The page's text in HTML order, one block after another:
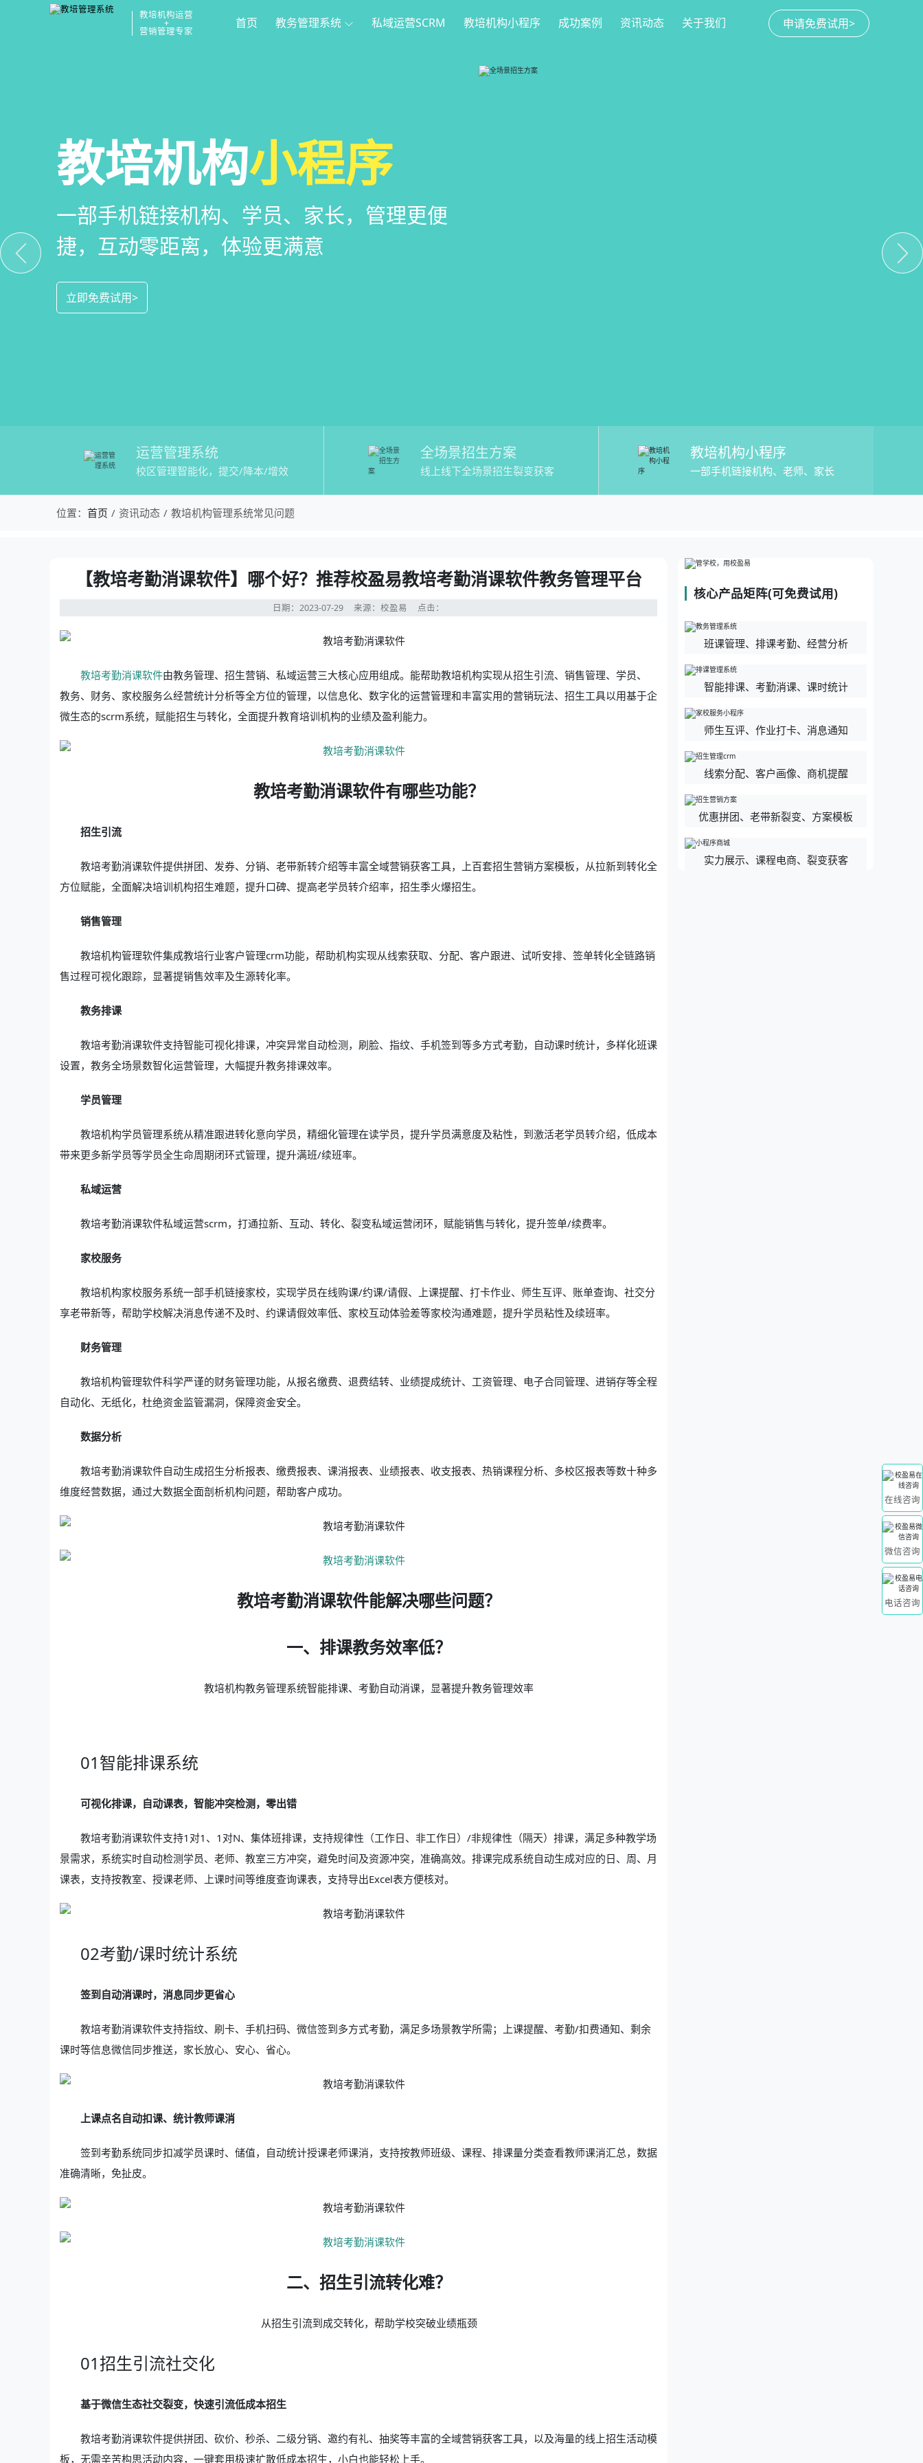
教培机构运营
+
营销管理专家
申请免费试用>
首页 教务管理系统 私域运营SCRM 教培机构小程序 成功案例 资讯动态 关于我们
校区运营管理系统
教培机构数字化全场景运营管理系统，全方
位解决学校经营管理难题
立即免费试用>
全场景招生方案
全场景招生方案+产品矩阵，帮助教育机构低
成本实现生源指数级增长
立即免费试用>
教培机构小程序
一部手机链接机构、学员、家长，管理更便
捷，互动零距离，体验更满意
立即免费试用>
运营管理系统
校区管理智能化，提交/降本/增效
全场景招生方案
线上线下全场景招生裂变获客
教培机构小程序
一部手机链接机构、老师、家长
校盈易-教培机构管理系统常见问题-【教培考勤消课软件】哪个好？推荐校盈易教培考勤消课软件教务管理平台
位置： 首页 资讯动态 教培机构管理系统常见问题
资讯详情：【教培考勤消课软件】哪个好？推荐校盈易教培考勤消课软件教务管理平台
【教培考勤消课软件】哪个好？推荐校盈易教培考勤消课软件教务管理平台
日期：2023-07-29 来源：校盈易 点击：
教培考勤消课软件由教务管理、招生营销、私域运营三大核心应用组成。能帮助教培机构实现从招生引流、销售管理、学员、
教务、财务、家校服务么经营统计分析等全方位的管理，以信息化、数字化的运营管理和丰富实用的营销玩法、招生工具以用基于企
微生态的scrm系统，赋能招生与转化，全面提升教育培训机构的业绩及盈利能力。
教培考勤消课软件有哪些功能？
招生引流
教培考勤消课软件提供拼团、发券、分销、老带新转介绍等丰富全域营销获客工具，上百套招生营销方案模板，从拉新到转化全
方位赋能，全面解决培训机构招生难题，提升口碑、提高老学员转介绍率，招生季火爆招生。
销售管理
教培机构管理软件集成教培行业客户管理crm功能，帮助机构实现从线索获取、分配、客户跟进、试听安排、签单转化全链路销
售过程可视化跟踪，显著提销售效率及生源转化率。
教务排课
教培考勤消课软件支持智能可视化排课，冲突异常自动检测，刷脸、指纹、手机签到等多方式考勤，自动课时统计，多样化班课
设置，教务全场景数智化运营管理，大幅提升教务排课效率。
学员管理
教培机构学员管理系统从精准跟进转化意向学员，精细化管理在读学员，提升学员满意度及粘性，到激活老学员转介绍，低成本
带来更多新学员等学员全生命周期闭环式管理，提升满班/续班率。
私域运营
教培考勤消课软件私域运营scrm，打通拉新、互动、转化、裂变私域运营闭环，赋能销售与转化，提升签单/续费率。
家校服务
教培机构家校服务系统一部手机链接家校，实现学员在线购课/约课/请假、上课提醒、打卡作业、师生互评、账单查询、社交分
享老带新等，帮助学校解决消息传递不及时、约课请假效率低、家校互动体验差等家校沟通难题，提升学员粘性及续班率。
财务管理
教培机构管理软件科学严谨的财务管理功能，从报名缴费、退费结转、业绩提成统计、工资管理、电子合同管理、进销存等全程
自动化、无纸化，杜绝资金监管漏洞，保障资金安全。
数据分析
教培考勤消课软件自动生成招生分析报表、缴费报表、课消报表、业绩报表、收支报表、热销课程分析、多校区报表等数十种多
维度经营数据，通过大数据全面剖析机构问题，帮助客户成功。
教培考勤消课软件能解决哪些问题？
一、排课教务效率低？
教培机构教务管理系统智能排课、考勤自动消课，显著提升教务管理效率
01智能排课系统
可视化排课，自动课表，智能冲突检测，零出错
教培考勤消课软件支持1对1、1对N、集体班排课，支持规律性（工作日、非工作日）/非规律性（隔天）排课，满足多种教学场
景需求，系统实时自动检测学员、老师、教室三方冲突，避免时间及资源冲突，准确高效。排课完成系统自动生成对应的日、周、月
课表，支持按教室、授课老师、上课时间等维度查询课表，支持导出Excel表方便核对。
02考勤/课时统计系统
签到自动消课时，消息同步更省心
教培考勤消课软件支持指纹、刷卡、手机扫码、微信签到多方式考勤，满足多场景教学所需；上课提醒、考勤/扣费通知、剩余
课时等信息微信同步推送，家长放心、安心、省心。
上课点名自动扣课、统计教师课消
签到考勤系统同步扣减学员课时、储值，自动统计授课老师课消，支持按教师班级、课程、排课量分类查看教师课消汇总，数据
准确清晰，免扯皮。
二、招生引流转化难？
从招生引流到成交转化，帮助学校突破业绩瓶颈
01招生引流社交化
基于微信生态社交裂变，快速引流低成本招生
教培考勤消课软件提供拼团、砍价、秒杀、二级分销、邀约有礼、抽奖等丰富的全域营销获客工具，以及海量的线上招生活动模
板，无需辛苦构思活动内容，一键套用极速扩散低成本招生，小白也能轻松上手。
核心产品矩阵(可免费试用)
班课管理、排课考勤、经营分析
智能排课、考勤消课、课时统计
师生互评、作业打卡、消息通知
线索分配、客户画像、商机提醒
优惠拼团、老带新裂变、方案模板
实力展示、课程电商、裂变获客
在线咨询
微信咨询
电话咨询